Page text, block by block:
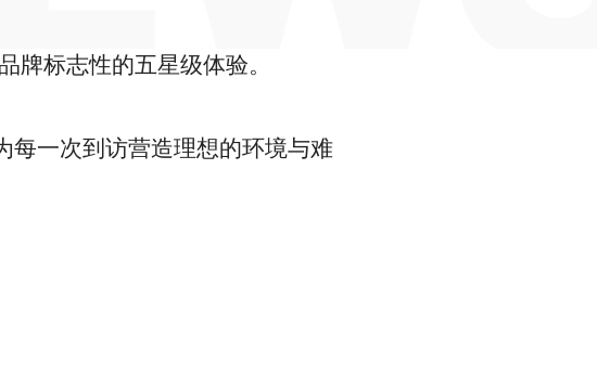
牌标志性的五星级体验。
每一次到访营造理想的环境与难